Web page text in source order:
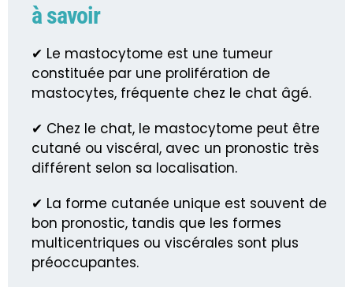
à savoir
✔ Le mastocytome est une tumeur
constituée par une prolifération de
mastocytes, fréquente chez le chat âgé.
✔ Chez le chat, le mastocytome peut être
cutané ou viscéral, avec un pronostic très
différent selon sa localisation.
✔ La forme cutanée unique est souvent de
bon pronostic, tandis que les formes
multicentriques ou viscérales sont plus
préoccupantes.